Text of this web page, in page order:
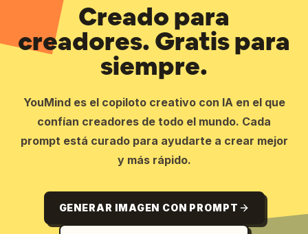
Creado para
creadores. Gratis para
siempre.
YouMind es el copiloto creativo con IA en el que
confían creadores de todo el mundo. Cada
prompt está curado para ayudarte a crear mejor
y más rápido.
GENERAR IMAGEN CON PROMPT